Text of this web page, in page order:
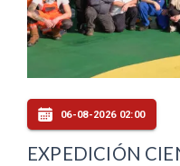
06-08-2026 02:00
EXPEDICIÓN